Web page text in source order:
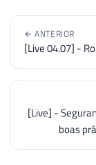
← ANTERIOR
[Live 04.07] -
[Live] -
boas